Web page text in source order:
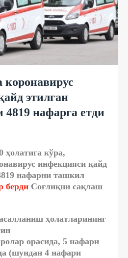
коронавирус
этилган
4819 нафарга етди
ҳолатига кўра,
инфекцияси қайд
нафарни ташкил
берди Соғлиқни сақлаш
ҳолатларининг
орасида, 5 нафари
(шундан 4 нафари